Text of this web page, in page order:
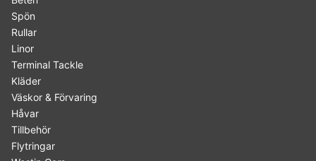
Spön
Rullar
Linor
Terminal Tackle
Kläder
Väskor & Förvaring
Håvar
Tillbehör
Flytringar